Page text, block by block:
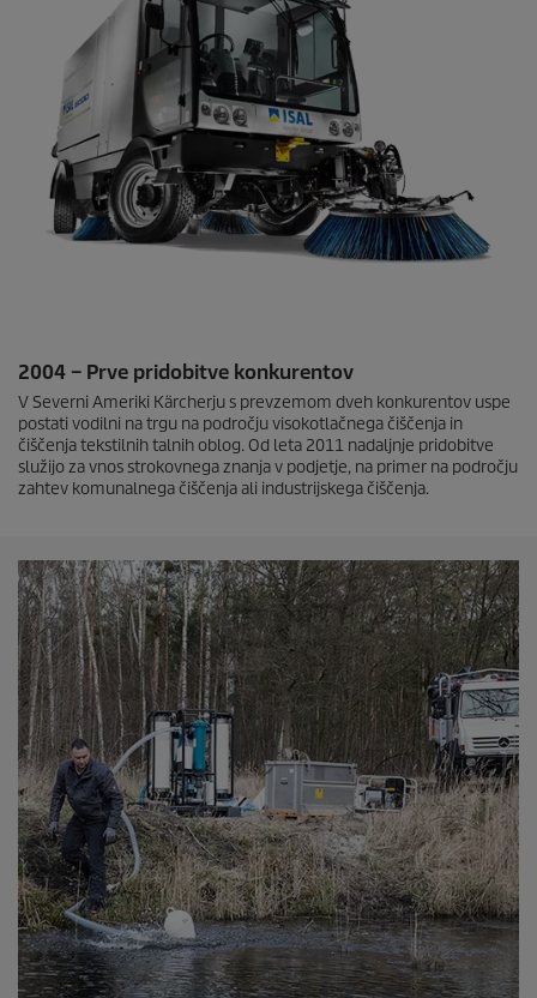
2004 – Prve pridobitve konkurentov
V Severni Ameriki Kärcherju s prevzemom dveh konkurentov uspe
postati vodilni na trgu na področju visokotlačnega čiščenja in
čiščenja tekstilnih talnih oblog. Od leta 2011 nadaljnje pridobitve
služijo za vnos strokovnega znanja v podjetje, na primer na področju
zahtev komunalnega čiščenja ali industrijskega čiščenja.